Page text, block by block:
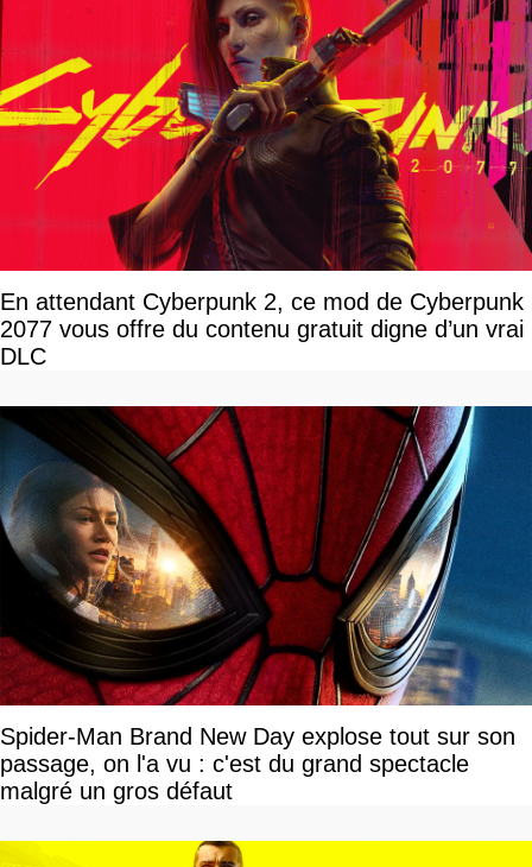
En attendant Cyberpunk 2, ce mod de Cyberpunk
2077 vous offre du contenu gratuit digne d’un vrai
DLC
Spider-Man Brand New Day explose tout sur son
passage, on l'a vu : c'est du grand spectacle
malgré un gros défaut